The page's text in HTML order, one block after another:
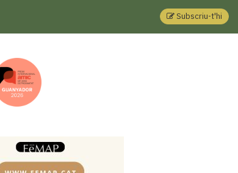
Subscriu-t'hi